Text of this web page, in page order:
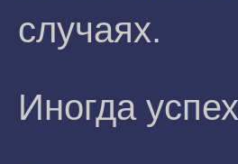
случаях.
Иногда